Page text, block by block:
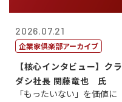
2026.07.21
企業家倶楽部アーカイブ
【核心インタビュー】クラ
ダシ社長 関藤竜也 氏
「もったいない」を価値に